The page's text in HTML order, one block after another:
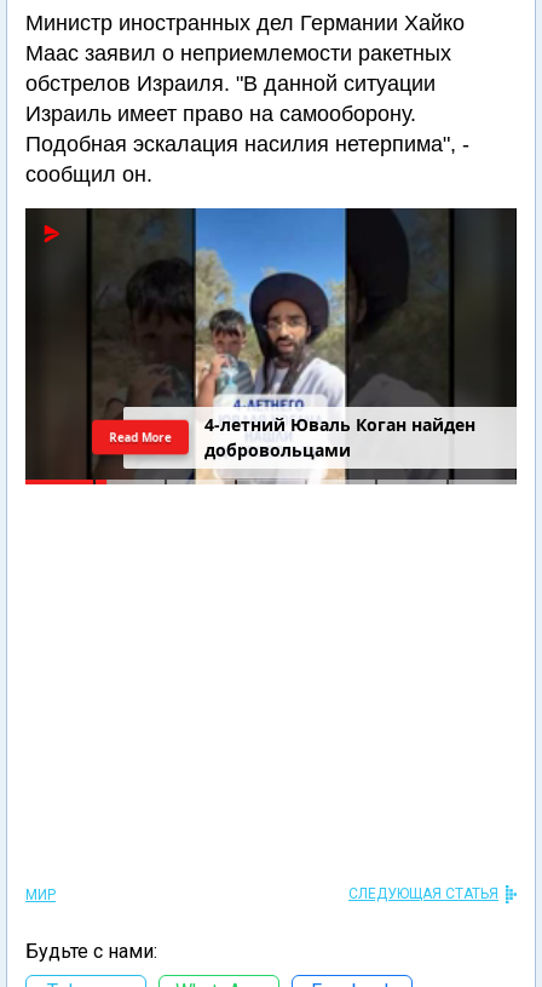
Министр иностранных дел Германии Хайко
Маас заявил о неприемлемости ракетных
обстрелов Израиля. "В данной ситуации
Израиль имеет право на самооборону.
Подобная эскалация насилия нетерпима", -
сообщил он.
4-летний Юваль Коган найден
добровольцами
Read More
МИР СЛЕДУЮЩАЯ СТАТЬЯ
Будьте с нами: